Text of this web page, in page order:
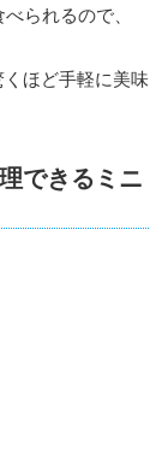
られるので、
ほど手軽に美味
できるミニ